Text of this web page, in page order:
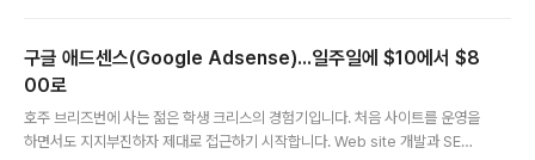
는 쪽팔림이란...참담합디다) 설치 후의 제약은 차차 설명드리겠습니다. 내용이
추가가 되면 글을 수정하겠습니다.
구글 애드센스(Google Adsense)...일주일에 $10에서 $8
00로
호주 브리즈번에 사는 젊은 학생 크리스의 경험기입니다. 처음 사이트를 운영을
하면서도 지지부진하자 제대로 접근하기 시작합니다. Web site 개발과 SEO